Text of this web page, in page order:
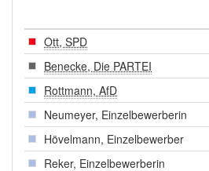
Ott, SPD
Benecke, Die PARTEI
Rottmann, AfD
Neumeyer, Einzelbewerberin
Hövelmann, Einzelbewerber
Reker, Einzelbewerberin